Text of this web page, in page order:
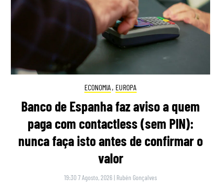
ECONOMIA , EUROPA
Banco de Espanha faz aviso a quem
paga com contactless (sem PIN):
nunca faça isto antes de confirmar o
valor
19:30 7 Agosto, 2026 | Rubén Gonçalves